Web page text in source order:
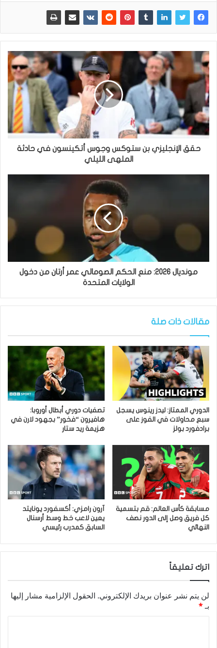
حقق الإنجليزي بن ستوكس وجوس أتكينسون في حادثة
الملهى الليلي
مونديال 2026: منع الحكم الصومالي عمر أرتان من دخول
الولايات المتحدة
مقالات ذات صلة
الدوري الممتاز: ليدز رينوس يسجل
سبع محاولات في الفوز على
برادفورد بولز
تصفيات دوري أبطال أوروبا:
هافيرون “فخور” بجهود لارن في
هزيمة ريد ستار
مسابقة كأس العالم: قم بتسمية
كل فريق وصل إلى الدور نصف
النهائي
آرون رامزي: أكسفورد يونايتد
يعين لاعب خط وسط أرسنال
السابق كمدرب رئيسي
اترك تعليقاً
لن يتم نشر عنوان بريدك الإلكتروني. الحقول الإلزامية مشار إليها
بـ*